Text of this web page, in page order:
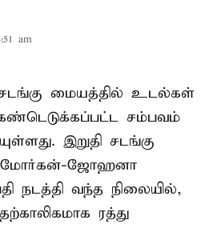
am
சடங்கு மையத்தில் உடல்கள்
சம்பவம்
இறுதி சடங்கு
மோர்கன்-ஜோஹனா
நடத்தி வந்த நிலையில்,
ரத்து